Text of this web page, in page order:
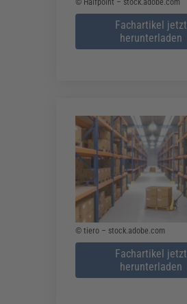
© Halfpoint – stock.adobe.com
Fachartikel jetzt
herunterladen
© tiero – stock.adobe.com
Fachartikel jetzt
herunterladen